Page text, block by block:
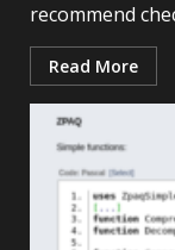
recommend
Read More